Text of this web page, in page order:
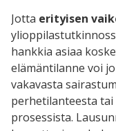
Jotta erityisen
hankkia asiaa
elämäntilanne voi
vakavasta
perhetilanteesta
prosessista.